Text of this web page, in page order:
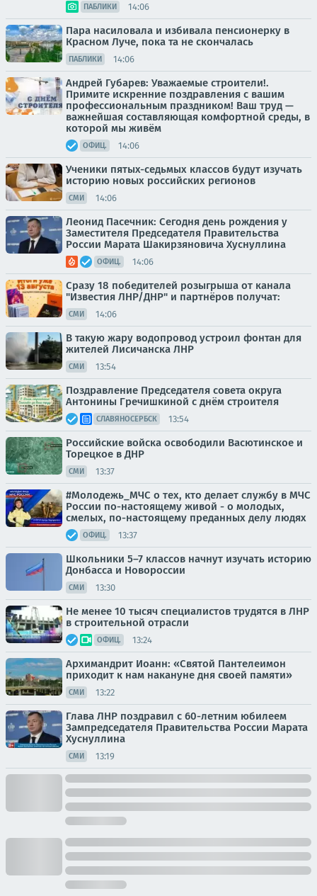
ПАБЛИКИ 14:06
Пара насиловала и избивала пенсионерку в
Красном Луче, пока та не скончалась
ПАБЛИКИ 14:06
Андрей Губарев: Уважаемые строители!.
Примите искренние поздравления с вашим
профессиональным праздником! Ваш труд —
важнейшая составляющая комфортной среды, в
которой мы живём
ОФИЦ. 14:06
Ученики пятых-седьмых классов будут изучать
историю новых российских регионов
СМИ 14:06
Леонид Пасечник: Сегодня день рождения у
Заместителя Председателя Правительства
России Марата Шакирзяновича Хуснуллина
ОФИЦ. 14:06
Сразу 18 победителей розыгрыша от канала
"Известия ЛНР/ДНР" и партнёров получат:
СМИ 14:06
В такую жару водопровод устроил фонтан для
жителей Лисичанска ЛНР
СМИ 13:54
Поздравление Председателя совета округа
Антонины Гречишкиной с днём строителя
СЛАВЯНОСЕРБСК 13:54
Российские войска освободили Васютинское и
Торецкое в ДНР
СМИ 13:37
#Молодежь_МЧС о тех, кто делает службу в МЧС
России по-настоящему живой - о молодых,
смелых, по-настоящему преданных делу людях
ОФИЦ. 13:37
Школьники 5–7 классов начнут изучать историю
Донбасса и Новороссии
СМИ 13:30
Не менее 10 тысяч специалистов трудятся в ЛНР
в строительной отрасли
ОФИЦ. 13:24
Архимандрит Иоанн: «Святой Пантелеимон
приходит к нам накануне дня своей памяти»
СМИ 13:22
Глава ЛНР поздравил с 60-летним юбилеем
Зампредседателя Правительства России Марата
Хуснуллина
СМИ 13:19